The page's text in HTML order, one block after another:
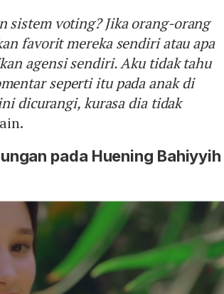
sistem voting? Jika orang-orang
favorit mereka sendiri atau apa
agensi sendiri. Aku tidak tahu
seperti itu pada anak di
dicurangi, kurasa dia tidak
pada Huening Bahiyyih